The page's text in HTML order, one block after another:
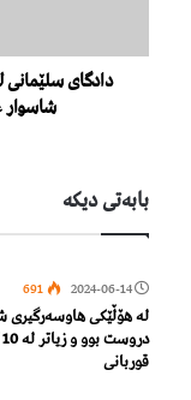
دادگای سلێمانی
شاسوار
بابەتی دیكە
2024-06-14
691
لە هۆڵێکی هاوسەرگیری
قوربانی